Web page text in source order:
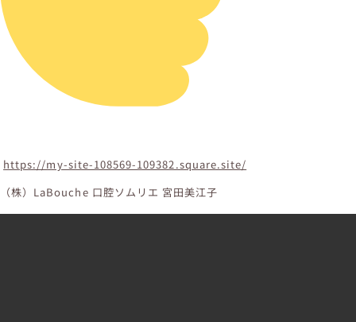
https://my-site-108569-109382.square.site/
（株）LaBouche 口腔ソムリエ 宮田美江子